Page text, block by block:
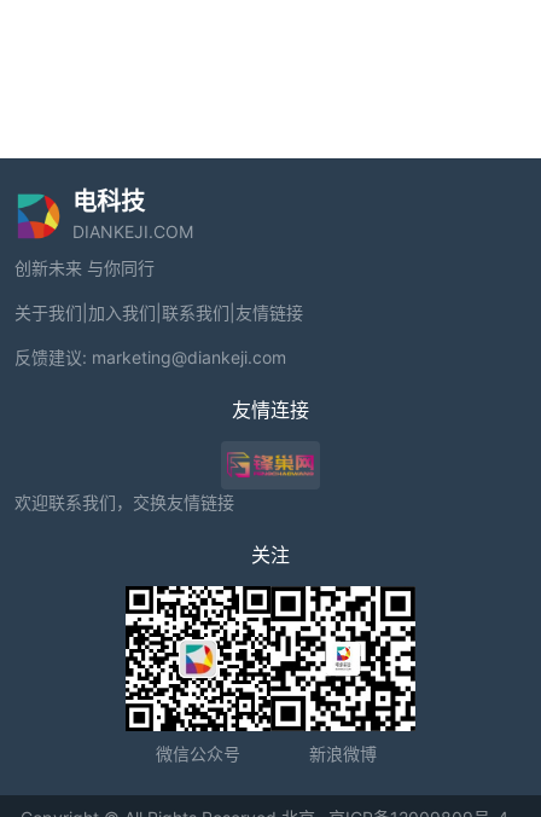
电科技
DIANKEJI.COM
创新未来 与你同行
关于我们 加入我们 联系我们 友情链接
反馈建议: marketing@diankeji.com
友情连接
欢迎联系我们，交换友情链接
关注
微信公众号 新浪微博